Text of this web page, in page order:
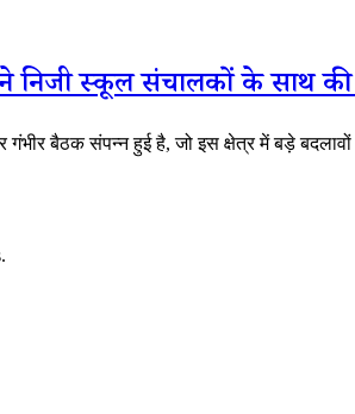
ने निजी स्कूल संचालकों के साथ
गंभीर बैठक संपन्न हुई है, जो इस क्षेत्र में बड़े